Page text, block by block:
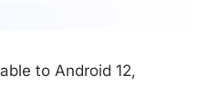
to Android 12,